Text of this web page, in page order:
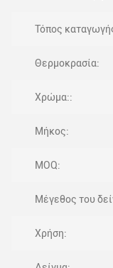
Τόπος
Θερμοκρασία:
Χρώμα::
Μήκος:
MOQ:
Μέγεθος του
Χρήση: